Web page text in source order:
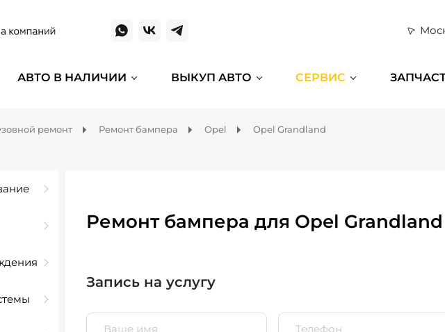
АВТО В НАЛИЧИИ ВЫКУП АВТО СЕРВИС
ремонт Ремонт бампера Opel Opel Grandland
Ремонт бампера для Opel Grandland
Запись на услугу